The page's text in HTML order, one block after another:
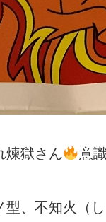
煉獄さん 意
、不知火（